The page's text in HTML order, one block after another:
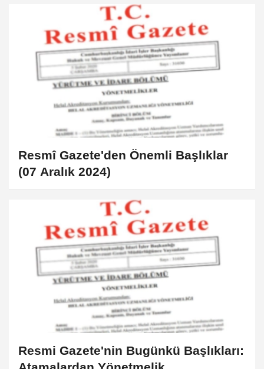
Resmî Gazete'den Önemli Başlıklar
(07 Aralık 2024)
Resmi Gazete'nin Bugünkü Başlıkları: